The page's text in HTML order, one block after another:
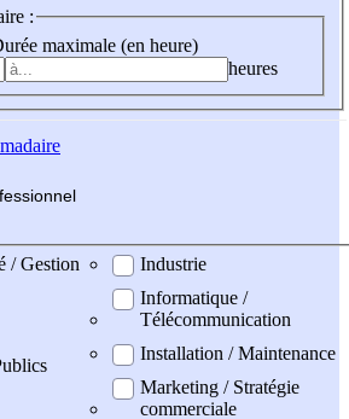
:
maximale (en heure)
heures
fessionnel
/ Gestion
Industrie
Informatique /
Télécommunication
Installation / Maintenance
Marketing / Stratégie
commerciale